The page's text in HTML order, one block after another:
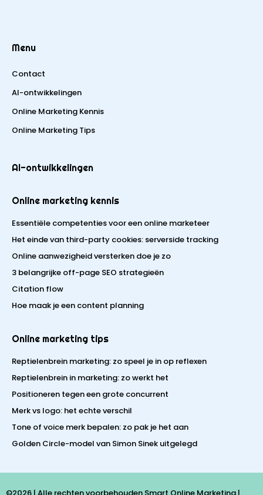
Menu
Contact
AI-ontwikkelingen
Online Marketing Kennis
Online Marketing Tips
AI-ontwikkelingen
Online marketing kennis
Essentiële competenties voor een online marketeer
Het einde van third-party cookies: serverside tracking
Online aanwezigheid versterken doe je zo
3 belangrijke off-page SEO strategieën
Citation flow
Hoe maak je een content planning
Online marketing tips
Reptielenbrein marketing: zo speel je in op reflexen
Reptielenbrein in marketing: zo werkt het
Positioneren tegen een grote concurrent
Merk vs logo: het echte verschil
Tone of voice merk bepalen: zo pak je het aan
Golden Circle-model van Simon Sinek uitgelegd